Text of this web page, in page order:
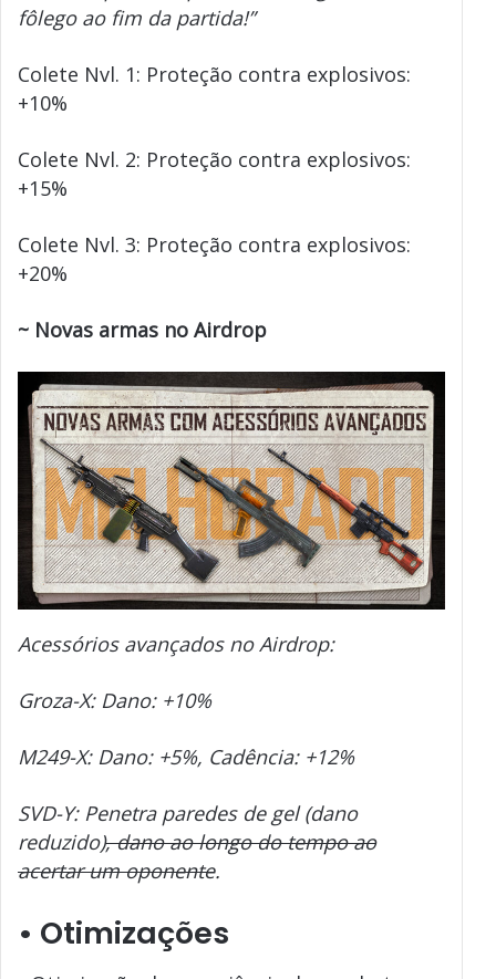
fôlego ao fim da partida!”
Colete Nvl. 1: Proteção contra explosivos:
+10%
Colete Nvl. 2: Proteção contra explosivos:
+15%
Colete Nvl. 3: Proteção contra explosivos:
+20%
~ Novas armas no Airdrop
Acessórios avançados no Airdrop:
Groza-X: Dano: +10%
M249-X: Dano: +5%, Cadência: +12%
SVD-Y: Penetra paredes de gel (dano
reduzido), dano ao longo do tempo ao
acertar um oponente.
• Otimizações